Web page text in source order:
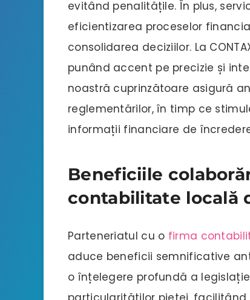
evitând penalitățile. În plus,
eficientizarea proceselor
consolidarea deciziilor. La
punând accent pe precizie și
noastră cuprinzătoare asigură
reglementărilor, în timp ce
informații financiare de
Beneficiile
contabilitate locală
Parteneriatul cu o firma
aduce beneficii semnificative
o înțelegere profundă a